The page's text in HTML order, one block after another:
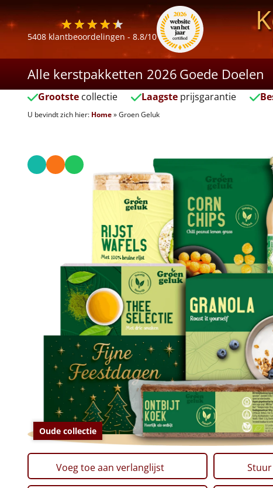
5408 klantbeoordelingen - 8.8/10
Alle kerstpakketten 2026 Goede Doelen
Grootste collectie Laagsteprijsgarantie
U bevindt zich hier: Home»Groen Geluk
Oude collectie
Voeg toe aan verlanglijst